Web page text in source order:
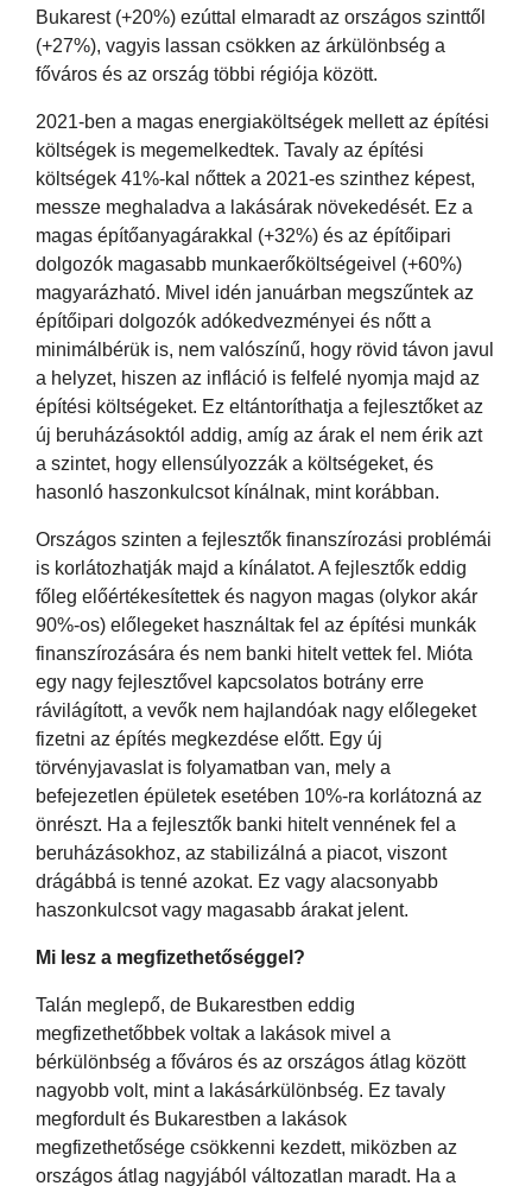
Bukarest (+20%) ezúttal elmaradt az országos szinttől
(+27%), vagyis lassan csökken az árkülönbség a
főváros és az ország többi régiója között.
2021-ben a magas energiaköltségek mellett az építési
költségek is megemelkedtek. Tavaly az építési
költségek 41%-kal nőttek a 2021-es szinthez képest,
messze meghaladva a lakásárak növekedését. Ez a
magas építőanyagárakkal (+32%) és az építőipari
dolgozók magasabb munkaerőköltségeivel (+60%)
magyarázható. Mivel idén januárban megszűntek az
építőipari dolgozók adókedvezményei és nőtt a
minimálbérük is, nem valószínű, hogy rövid távon javul
a helyzet, hiszen az infláció is felfelé nyomja majd az
építési költségeket. Ez eltántoríthatja a fejlesztőket az
új beruházásoktól addig, amíg az árak el nem érik azt
a szintet, hogy ellensúlyozzák a költségeket, és
hasonló haszonkulcsot kínálnak, mint korábban.
Országos szinten a fejlesztők finanszírozási problémái
is korlátozhatják majd a kínálatot. A fejlesztők eddig
főleg előértékesítettek és nagyon magas (olykor akár
90%-os) előlegeket használtak fel az építési munkák
finanszírozására és nem banki hitelt vettek fel. Mióta
egy nagy fejlesztővel kapcsolatos botrány erre
rávilágított, a vevők nem hajlandóak nagy előlegeket
fizetni az építés megkezdése előtt. Egy új
törvényjavaslat is folyamatban van, mely a
befejezetlen épületek esetében 10%-ra korlátozná az
önrészt. Ha a fejlesztők banki hitelt vennének fel a
beruházásokhoz, az stabilizálná a piacot, viszont
drágábbá is tenné azokat. Ez vagy alacsonyabb
haszonkulcsot vagy magasabb árakat jelent.
Mi lesz a megfizethetőséggel?
Talán meglepő, de Bukarestben eddig
megfizethetőbbek voltak a lakások mivel a
bérkülönbség a főváros és az országos átlag között
nagyobb volt, mint a lakásárkülönbség. Ez tavaly
megfordult és Bukarestben a lakások
megfizethetősége csökkenni kezdett, miközben az
országos átlag nagyjából változatlan maradt. Ha a